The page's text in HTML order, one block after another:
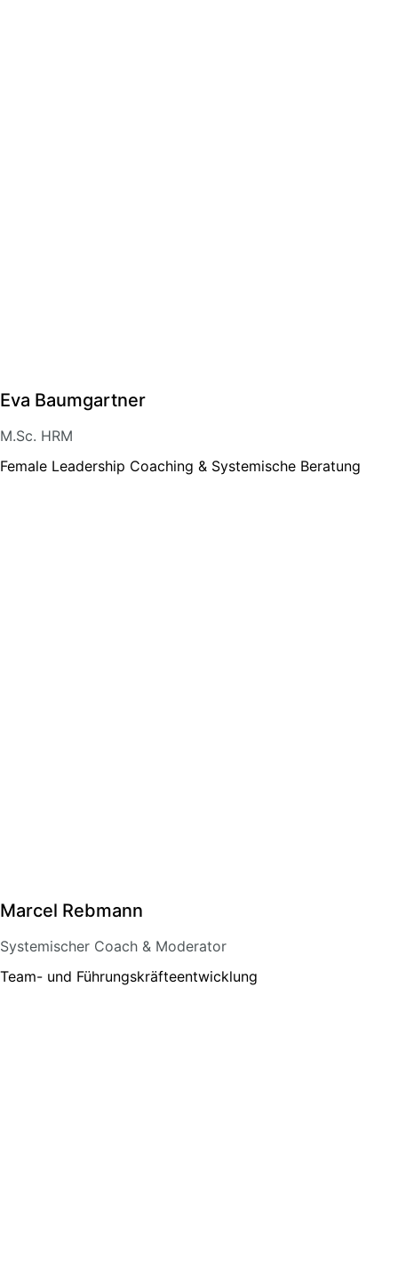
Eva Baumgartner
M.Sc. HRM
Female Leadership Coaching & Systemische Beratung
Marcel Rebmann
Systemischer Coach & Moderator
Team- und Führungs­kräfteentwicklung